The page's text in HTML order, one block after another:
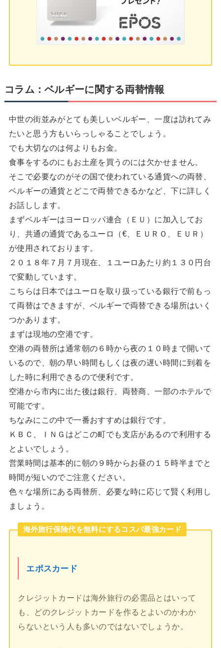
コラム：ベルギーに関する両替情報
中世の街並みがとても美しいベルギー、一度は訪れてみ
たいと思う方もいらっしゃることでしょう。
でも大切なのは何よりもお金。
食事をするのにもお土産を買うのには欠かせません。
そこで必要なのがその国で使われている通貨への両替、
ベルギーの通貨とどこで両替できるかなど、下に詳しく
お話しします。
まずベルギーはヨーロッパ連合（ＥＵ）に加入してお
り、共通の通貨であるユーロ（€、ＥＵＲＯ、ＥＵＲ）
が使用されております。
２０１８年７月７月現在、１ユーロあたり約１３０円台
で変動しています。
こちらは日本ではユーロを取り扱っている銀行で前もっ
て両替はできますが、ベルギーで両替できる場所はいく
つかあります。
まずは現地の空港です。
空港の両替所は通常朝の６時から夜の１０時まで開いて
いるので、朝の早い時間もしくは夜の遅い時間に到着を
した時に利用できるので便利です。
空港から市内に出た後は銀行、両替商、一部のホテルで
可能です。
ちなみにこの中で一番おすすめは銀行です。
ＫＢＣ、ＩＮＧはどこの町でも支店があるので利用する
とよいでしょう。
営業時間は基本的に朝の９時からお昼の１５時半までと
時間が短いのでご注意ください。
色々な場所にある両替所、必要な時に応じて賢く利用し
ましょう。
海外旅行保険代を無料にするコスパ最強カード
エポスカード
クレジットカードは海外旅行の必需品とはいって
も、どのクレジットカードを作るとよいのかわか
らないという人も多いのではないでしょうか。